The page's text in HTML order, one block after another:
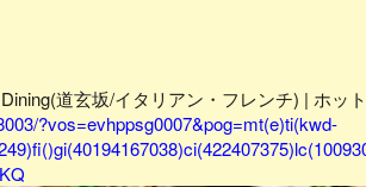
道玄坂/イタリアン・フレンチ) | ホッ
?vos=evhppsg0007&pog=mt(e)ti(kwd-